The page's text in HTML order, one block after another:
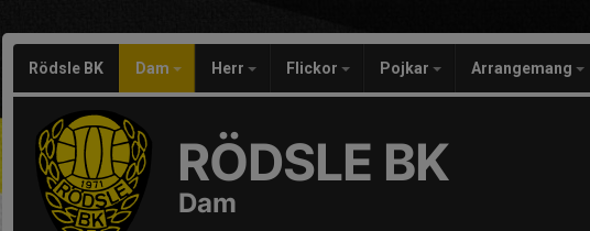
Rödsle BK Dam Herr Flickor Pojkar Arrangemang
RÖDSLE BK
Dam